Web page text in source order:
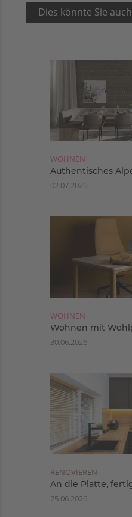
Dies könnte Sie
WOHNEN
Authentisches
02.07.2026
WOHNEN
Wohnen mit
30.06.2026
RENOVIEREN
An die Platte,
25.06.2026